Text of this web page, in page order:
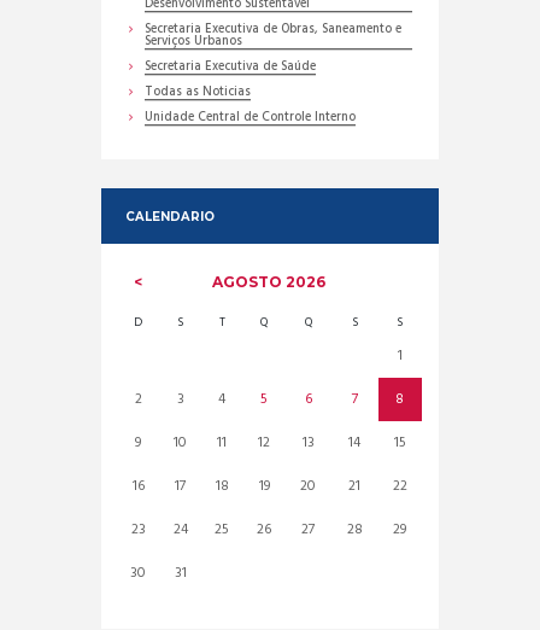
Desenvolvimento Sustentável
Secretaria Executiva de Obras, Saneamento e
Serviços Urbanos
Secretaria Executiva de Saúde
Todas as Noticias
Unidade Central de Controle Interno
CALENDARIO
AGOSTO2026
D S T Q Q S S
1
2
3 4 5 6 7
8
9
10 11 12 13 14
15
16
17 18 19 20 21
22
23
24 25 26 27 28
29
30
31